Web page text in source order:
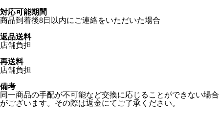
対応可能期間
商品到着後8日以内にご連絡をいただいた場合
返品送料
店舗負担
再送料
店舗負担
備考
同一商品の手配が不可能など交換に応じることができない場合
がございます。その際は返金にてご了承ください。